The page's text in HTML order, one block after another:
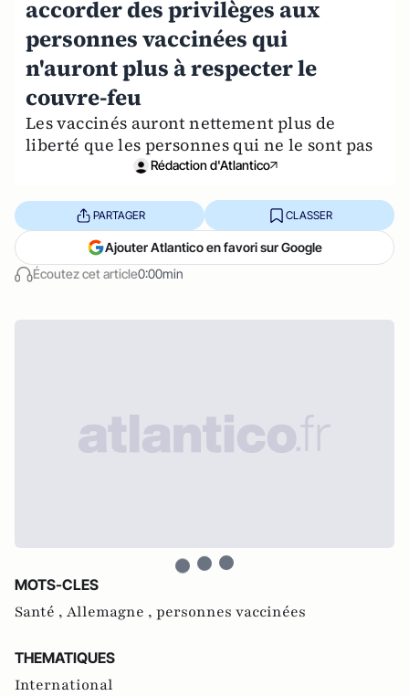
accorder des privilèges aux
personnes vaccinées qui
n'auront plus à respecter le
couvre-feu
Les vaccinés auront nettement plus de
liberté que les personnes qui ne le sont pas
Rédaction d'Atlantico
Écoutez cet article0:00min
PARTAGER CLASSER
Ajouter Atlantico en favori sur Google
MOTS-CLES
Santé , Allemagne , personnes vaccinées
THEMATIQUES
International